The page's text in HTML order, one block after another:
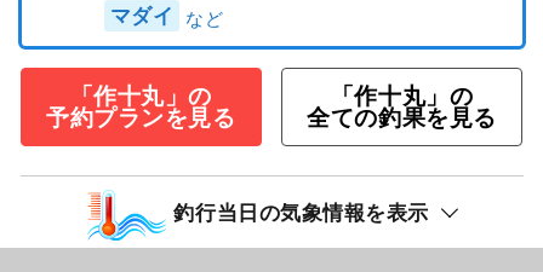
マダイ
「作十丸」の
予約プランを見る
「作十丸」の
全ての釣果を見る
釣行当日の気象情報を表示